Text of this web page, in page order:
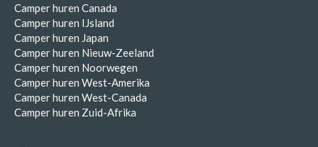
Camper huren Canada
Camper huren IJsland
Camper huren Japan
Camper huren Nieuw-Zeeland
Camper huren Noorwegen
Camper huren West-Amerika
Camper huren West-Canada
Camper huren Zuid-Afrika